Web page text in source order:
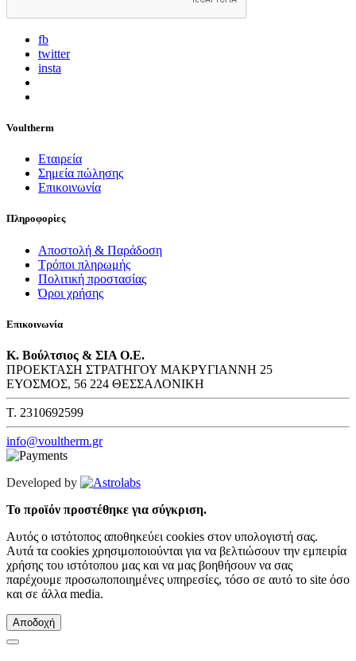
fb
twitter
insta
Voultherm
Εταιρεία
Σημεία πώλησης
Επικοινωνία
Πληροφορίες
Αποστολή & Παράδοση
Τρόποι πληρωμής
Πολιτική προστασίας
Όροι χρήσης
Επικοινωνία
Κ. Βούλτσιος & ΣΙΑ Ο.Ε.
ΠΡΟΕΚΤΑΣΗ ΣΤΡΑΤΗΓΟΥ ΜΑΚΡΥΓΙΑΝΝΗ 25
ΕΥΟΣΜΟΣ, 56 224 ΘΕΣΣΑΛΟΝΙΚΗ
T. 2310692599
info@voultherm.gr
Developed by
Το προϊόν προστέθηκε για σύγκριση.
Αυτός ο ιστότοπος αποθηκεύει cookies στον υπολογιστή σας.
Αυτά τα cookies χρησιμοποιούνται για να βελτιώσουν την εμπειρία
χρήσης του ιστότοπου μας και να μας βοηθήσουν να σας
παρέχουμε προσωποποιημένες υπηρεσίες, τόσο σε αυτό το site όσο
και σε άλλα media.
Αποδοχή